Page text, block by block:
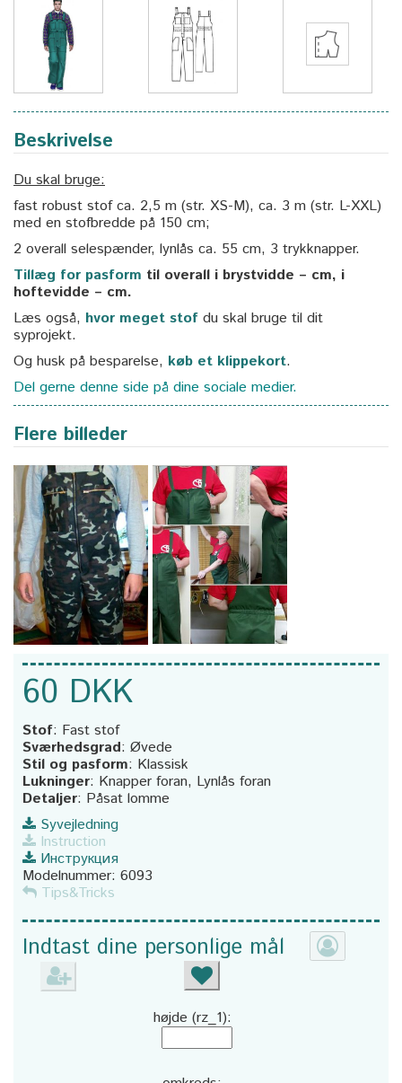
Beskrivelse
Du skal bruge:
fast robust stof ca. 2,5 m (str. XS-M), ca. 3 m (str. L-XXL)
med en stofbredde på 150 cm;
2 overall selespænder, lynlås ca. 55 cm, 3 trykknapper.
Tillæg for pasform til overall i brystvidde – cm, i
hoftevidde – cm.
Læs også, hvor meget stof du skal bruge til dit
syprojekt.
Og husk på besparelse, køb et klippekort.
Del gerne denne side på dine sociale medier.
Flere billeder
60 DKK
Stof: Fast stof
Sværhedsgrad: Øvede
Stil og pasform: Klassisk
Lukninger: Knapper foran, Lynlås foran
Detaljer: Påsat lomme
Syvejledning
Instruction
Инструкция
Modelnummer: 6093
Tips&Tricks
Indtast dine personlige mål
højde (rz_1):